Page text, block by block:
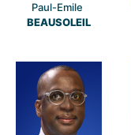
Paul-Emile
BEAUSOLEIL